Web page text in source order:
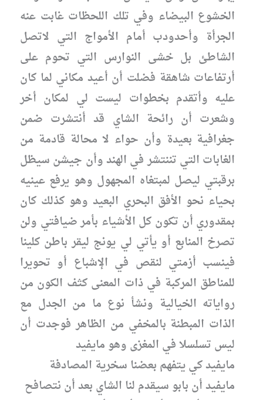
الخشوع البيضاء وفي تلك اللحظات غابت عنه
الجرأة وأحدودب أمام الأمواج التي لاتصل
الشاطئ بل خشى النوارس التي تحوم على
أرتفاعات شاهقة فضلت أن أعيد مكاني لما كان
عليه وأتقدم بخطوات ليست لي لمكان أخر
وشعرت أن رائحة الشاي قد أنتشرت ضمن
جغرافية بعيدة وأن حواء لا محالة قادمة من
الغابات التي تننتشر في الهند وأن جيشن سيظل
برقبتي ليصل لمبتغاه المجهول وهو يرفع عينيه
بحياء نحو الأفق البحري البعيد وهو كذلك كان
بمقدوري أن تكون كل الأشياء بأمر ضيافتي ولن
تصرخ المنابع أو يأتي لي يونج ليقر باطن كلينا
فينسب أزمتي لنقص في الإشباع أو تحويرا
للمناطق المركبة في ذات المعنى كثف الكون من
رواياته الخيالية ونشأ نوع ما من الجدل مع
الذات المبطنة بالمخفي من الظاهر فوجدت أن
ليس تسلسلا في المغزى وهو مايفيد
مايفيد كي يتفهم بعضنا سخرية المصادفة
مايفيد أن بابو سيقدم لنا الشاي بعد أن نتصافح